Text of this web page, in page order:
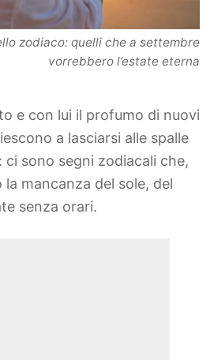
zodiaco: quelli che a settembre
vorrebbero l’estate eterna
e con lui il profumo di nuovi
a lasciarsi alle spalle
ci sono segni zodiacali che,
mancanza del sole, del
senza orari.